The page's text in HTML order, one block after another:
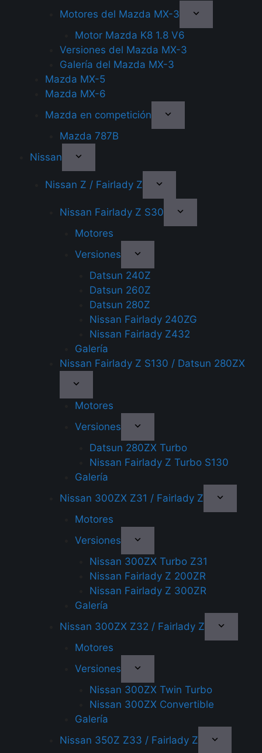
Motores del Mazda MX-3
Motor Mazda K8 1.8 V6
Versiones del Mazda MX-3
Galería del Mazda MX-3
Mazda MX-5
Mazda MX-6
Mazda en competición
Mazda 787B
Nissan
Nissan Z / Fairlady Z
Nissan Fairlady Z S30
Motores
Versiones
Datsun 240Z
Datsun 260Z
Datsun 280Z
Nissan Fairlady 240ZG
Nissan Fairlady Z432
Galería
Nissan Fairlady Z S130 / Datsun 280ZX
Motores
Versiones
Datsun 280ZX Turbo
Nissan Fairlady Z Turbo S130
Galería
Nissan 300ZX Z31 / Fairlady Z
Motores
Versiones
Nissan 300ZX Turbo Z31
Nissan Fairlady Z 200ZR
Nissan Fairlady Z 300ZR
Galería
Nissan 300ZX Z32 / Fairlady Z
Motores
Versiones
Nissan 300ZX Twin Turbo
Nissan 300ZX Convertible
Galería
Nissan 350Z Z33 / Fairlady Z